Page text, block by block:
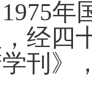
年
经四
刊》